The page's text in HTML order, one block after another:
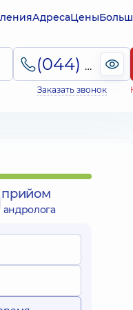
АдресаЦены
(044) 495-2-888
Заказать звонок
прийом
андролога